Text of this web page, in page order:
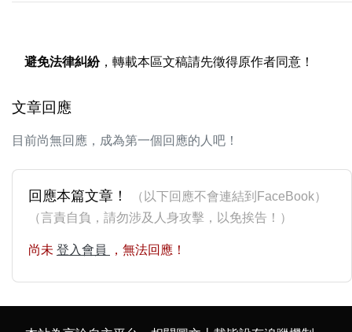
避免法律糾紛，轉載本區文稿請先徵得原作者同意！
文章回應
目前尚無回應，成為第一個回應的人吧！
回應本篇文章！
（以下回應不會連結到FaceBook）
（言責自負，請勿涉及人身攻擊，以免挨告！）
尚未 登入會員 ，無法回應！